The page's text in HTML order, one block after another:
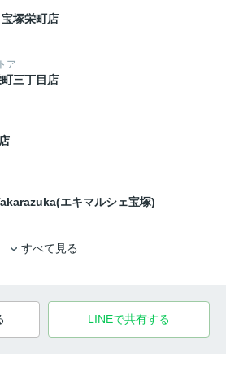
塚栄町店
ア
三丁目店
エキマルシェ宝塚)
すべて見る
LINEで共有する